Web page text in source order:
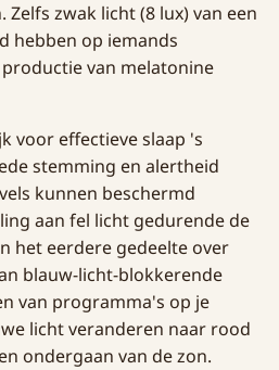
Zelfs zwak licht (8 lux) van een
hebben op iemands
van melatonine
voor effectieve slaap 's
stemming en alertheid
kunnen beschermd
aan fel licht gedurende de
het eerdere gedeelte over
blauw-licht-blokkerende
van programma's op je
licht veranderen naar rood
ondergaan van de zon.